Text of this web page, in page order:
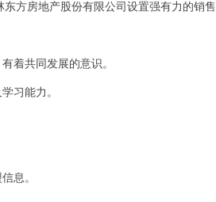
方房地产股份有限公司设置强有力的销
着共同发展的意识。
习能力。
息。